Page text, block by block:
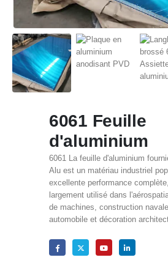
6061 Feuille
d'aluminium
6061 La feuille d'aluminium
Alu est un matériau industriel
excellente performance
largement utilisé dans
de machines, construction
automobile et décoration